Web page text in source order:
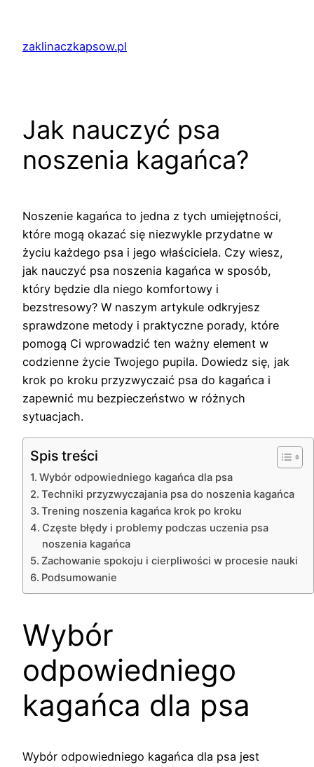
treścizaklinaczkapsow.pl
Jak nauczyć psa
noszenia kagańca?
Noszenie kagańca to jedna z tych umiejętności,
które mogą okazać się niezwykle przydatne w
życiu każdego psa i jego właściciela. Czy wiesz,
jak nauczyć psa noszenia kagańca w sposób,
który będzie dla niego komfortowy i
bezstresowy? W naszym artykule odkryjesz
sprawdzone metody i praktyczne porady, które
pomogą Ci wprowadzić ten ważny element w
codzienne życie Twojego pupila. Dowiedz się, jak
krok po kroku przyzwyczaić psa do kagańca i
zapewnić mu bezpieczeństwo w różnych
sytuacjach.
Spis treści
Wybór odpowiedniego kagańca dla psa
Techniki przyzwyczajania psa do noszenia kagańca
Trening noszenia kagańca krok po kroku
Częste błędy i problemy podczas uczenia psa
noszenia kagańca
Zachowanie spokoju i cierpliwości w procesie nauki
Podsumowanie
Wybór
odpowiedniego
kagańca dla psa
Wybór odpowiedniego kagańca dla psa jest